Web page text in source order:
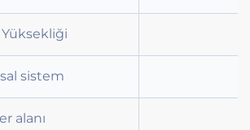
sistem
alanı